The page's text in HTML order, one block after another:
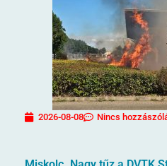
2026-08-08 Nincs